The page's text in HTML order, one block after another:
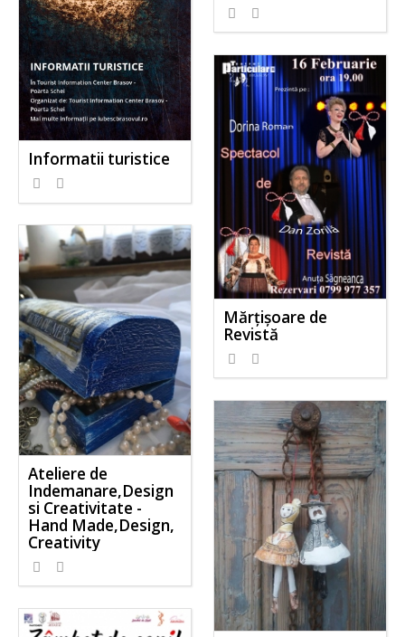
Informatii turistice
Mărțișoare de
Revistă
Ateliere de
Indemanare,Design
si Creativitate -
Hand Made,Design,
Creativity